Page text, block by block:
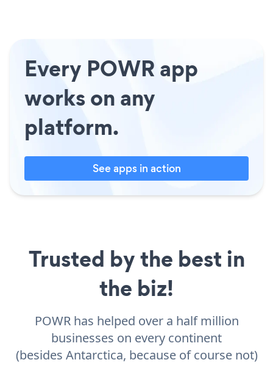
Every POWR app
works on any
platform.
See apps in action
Trusted by the best in
the biz!
POWR has helped over a half million
businesses on every continent
(besides Antarctica, because of course not)